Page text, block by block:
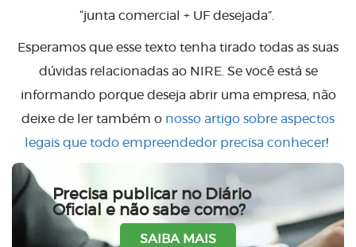
“junta comercial + UF desejada”.
Esperamos que esse texto tenha tirado todas as suas
dúvidas relacionadas ao NIRE. Se você está se
informando porque deseja abrir uma empresa, não
deixe de ler também o nosso artigo sobre aspectos
legais que todo empreendedor precisa conhecer!
Precisa publicar no Diário
Oficial e não sabe como?
SAIBA MAIS